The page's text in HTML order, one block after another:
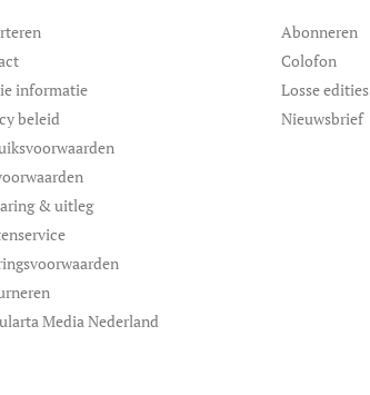
informatie
beleid
& uitleg
Media Nederland
Abonneren
Colofon
Losse edities
Nieuwsbrief